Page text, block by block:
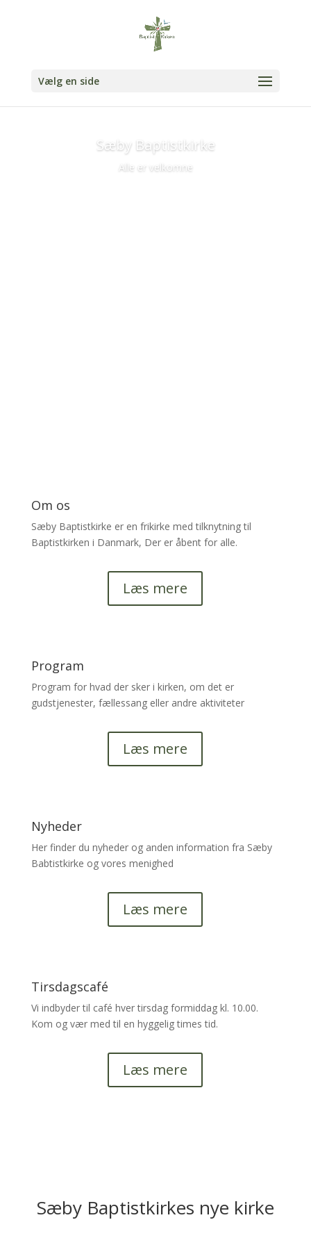
Vælg en side
Sæby Baptistkirke
Alle er velkomne
Om os
Sæby Baptistkirke er en frikirke med tilknytning til
Baptistkirken i Danmark, Der er åbent for alle.
Læs mere
Program
Program for hvad der sker i kirken, om det er
gudstjenester, fællessang eller andre aktiviteter
Læs mere
Nyheder
Her finder du nyheder og anden information fra Sæby
Babtistkirke og vores menighed
Læs mere
Tirsdagscafé
Vi indbyder til café hver tirsdag formiddag kl. 10.00.
Kom og vær med til en hyggelig times tid.
Læs mere
Sæby Baptistkirkes nye kirke